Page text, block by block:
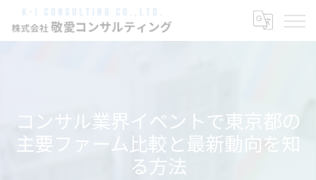
コンサル業界イベントで東京都の
主要ファーム比較と最新動向を知
る方法